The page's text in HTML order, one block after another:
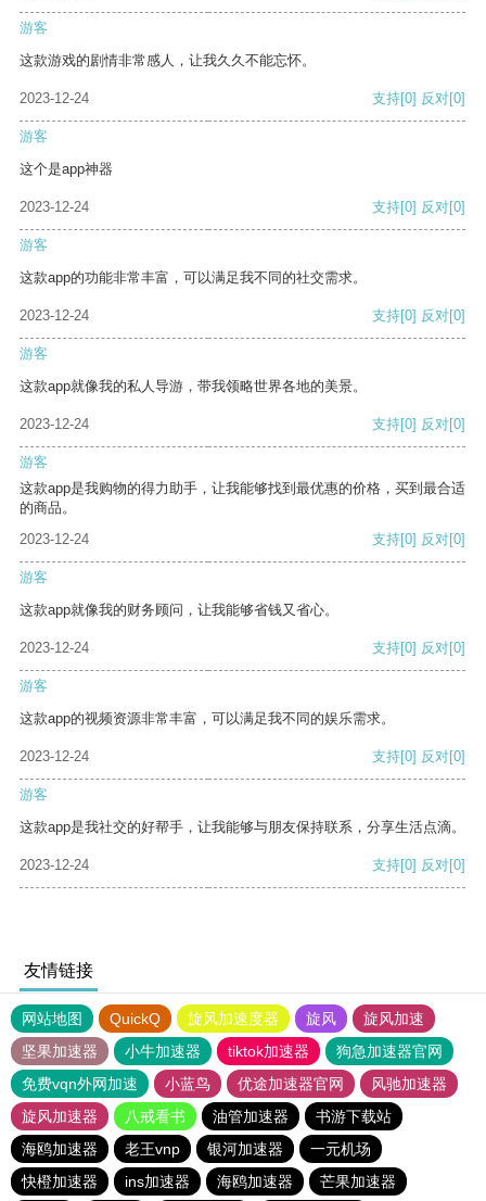
游客
这款游戏的剧情非常感人，让我久久不能忘怀。
2023-12-24 支持[0] 反对[0]
游客
这个是app神器
2023-12-24 支持[0] 反对[0]
游客
这款app的功能非常丰富，可以满足我不同的社交需求。
2023-12-24 支持[0] 反对[0]
游客
这款app就像我的私人导游，带我领略世界各地的美景。
2023-12-24 支持[0] 反对[0]
游客
这款app是我购物的得力助手，让我能够找到最优惠的价格，买到最合适
的商品。
2023-12-24
支持[0] 反对[0]
游客
这款app就像我的财务顾问，让我能够省钱又省心。
2023-12-24 支持[0] 反对[0]
游客
这款app的视频资源非常丰富，可以满足我不同的娱乐需求。
2023-12-24 支持[0] 反对[0]
游客
这款app是我社交的好帮手，让我能够与朋友保持联系，分享生活点滴。
2023-12-24 支持[0] 反对[0]
友情链接
网站地图 QuickQ 旋风加速度器 旋风
旋风加速
坚果加速器
小牛加速器 tiktok加速器
狗急加速器官网
免费vqn外网加速
小蓝鸟 优途加速器官网
风驰加速器
旋风加速器
八戒看书 油管加速器
书游下载站
海鸥加速器
老王vnp 银河加速器
一元机场
快橙加速器
ins加速器 海鸥加速器 芒果加速器